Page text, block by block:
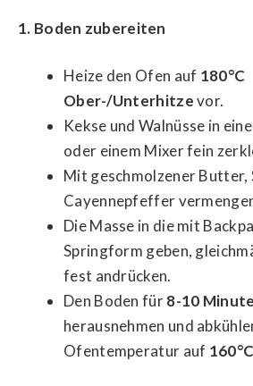
1. Boden zubereiten
Heize den Ofen auf 180°C
Ober-/Unterhitzevor.
Kekse und Walnüsse in
oder einem Mixer fein
Mit geschmolzener Butter,
Cayennepfeffer
Die Masse in die mit
Springform geben,
fest andrücken.
Den Boden für8-10
herausnehmen und
Ofentemperatur auf 160°C